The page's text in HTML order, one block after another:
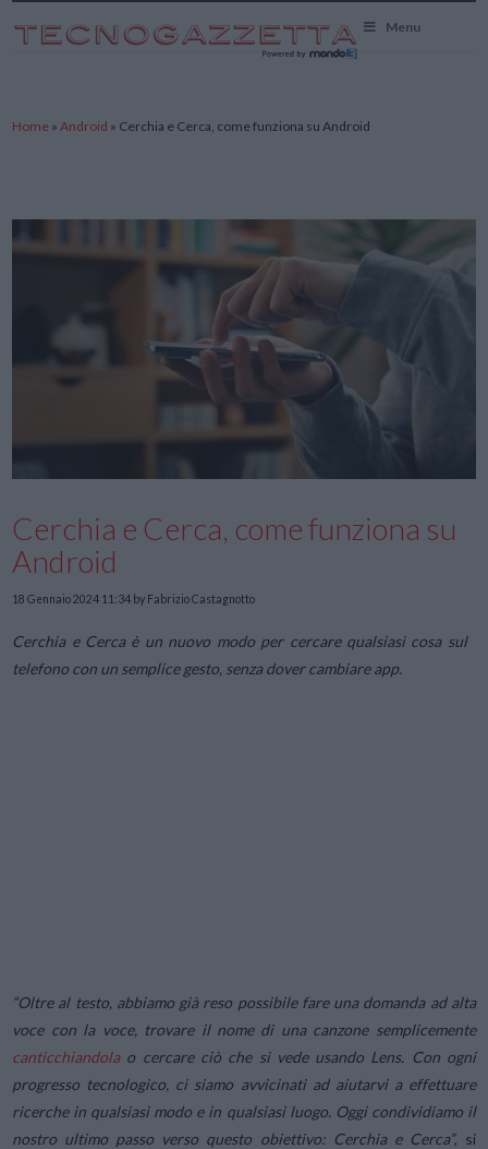
Menu
Home »Android » Cerchia e Cerca, come funziona su Android
Cerchia e Cerca, come funziona su
Android
18 Gennaio 2024 11:34 by Fabrizio Castagnotto
Cerchia e Cerca è un nuovo modo per cercare qualsiasi cosa sul
telefono con un semplice gesto, senza dover cambiare app.
“Oltre al testo, abbiamo già reso possibile fare una domanda ad alta
voce con la voce, trovare il nome di una canzone semplicemente
canticchiandolao cercare ciò che si vede usando Lens. Con ogni
progresso tecnologico, ci siamo avvicinati ad aiutarvi a effettuare
ricerche in qualsiasi modo e in qualsiasi luogo. Oggi condividiamo il
nostro ultimo passo verso questo obiettivo: Cerchia e Cerca”, si